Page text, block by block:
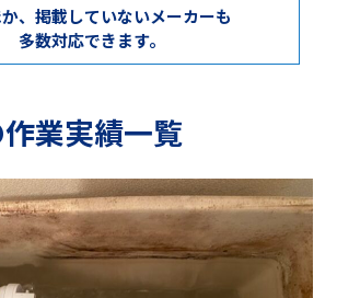
、掲載していないメーカーも
多数対応できます。
業実績一覧